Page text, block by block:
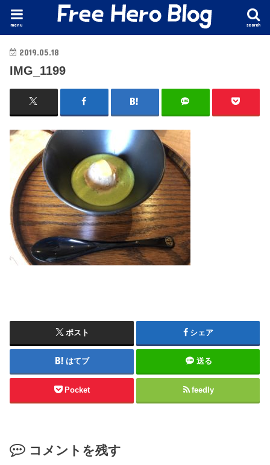
search
menu
2019.05.18
IMG_1199
ポスト シェア
はてブ 送る
Pocket feedly
コメントを残す